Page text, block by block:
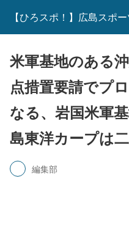
【ひろスポ！】広島スポ
米軍基地のある
点措置要請でプ
なる、岩国米軍
島東洋カープは
編集部